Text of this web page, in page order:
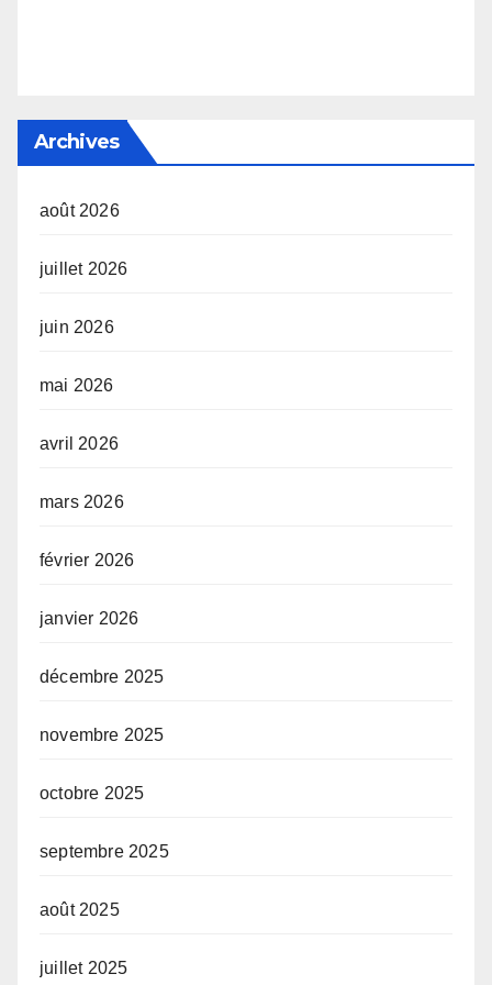
Archives
août 2026
juillet 2026
juin 2026
mai 2026
avril 2026
mars 2026
février 2026
janvier 2026
décembre 2025
novembre 2025
octobre 2025
septembre 2025
août 2025
juillet 2025